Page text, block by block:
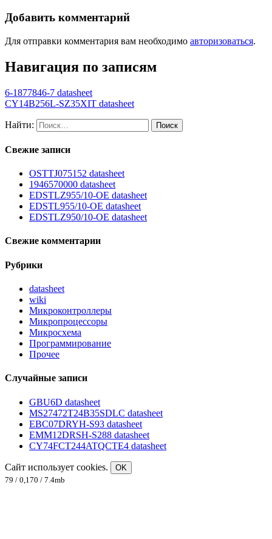
Добавить комментарий
Для отправки комментария вам необходимо авторизоваться.
Навигация по записям
6-1877846-7 datasheet
CY14B256L-SZ35XIT datasheet
Найти:
Свежие записи
OSTTJ075152 datasheet
1946570000 datasheet
EDSTLZ955/10-OE datasheet
EDSTL955/10-OE datasheet
EDSTLZ950/10-OE datasheet
Свежие комментарии
Рубрики
datasheet
wiki
Микроконтроллеры
Микропроцессоры
Микросхема
Программирование
Прочее
Случайные записи
GBU6D datasheet
MS27472T24B35SDLC datasheet
EBC07DRYH-S93 datasheet
EMM12DRSH-S288 datasheet
CY74FCT244ATQCTE4 datasheet
Сайт использует cookies.
OK
79 / 0,170 / 7.4mb